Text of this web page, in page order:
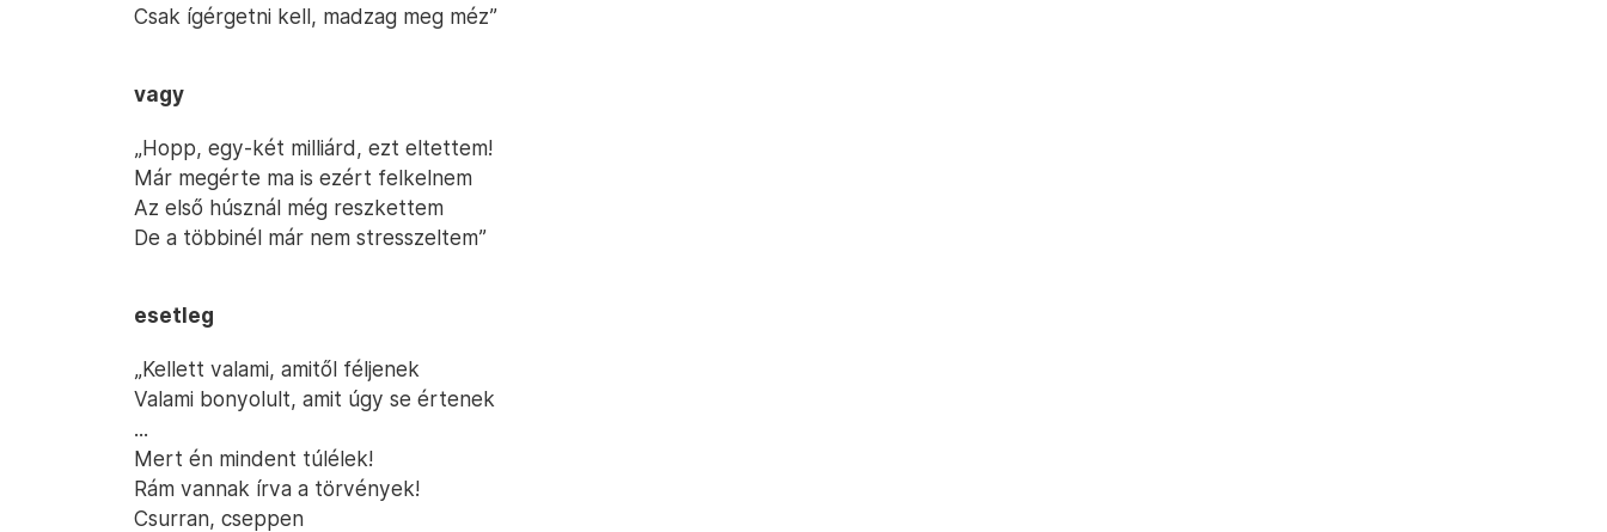
Csak ígérgetni kell, madzag meg méz”
vagy
„Hopp, egy-két milliárd, ezt eltettem!
Már megérte ma is ezért felkelnem
Az első húsznál még reszkettem
De a többinél már nem stresszeltem”
esetleg
„Kellett valami, amitől féljenek
Valami bonyolult, amit úgy se értenek
...
Mert én mindent túlélek!
Rám vannak írva a törvények!
Csurran, cseppen